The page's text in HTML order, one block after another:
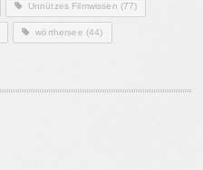
Unnützes Filmwissen (77)
wörthersee (44)